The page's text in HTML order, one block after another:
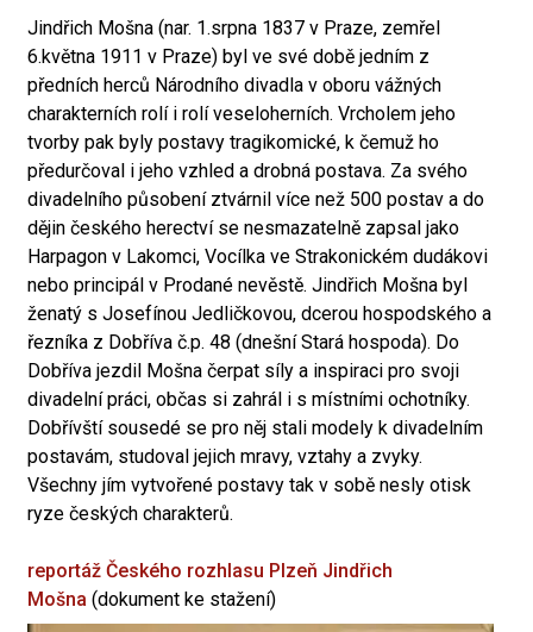
Jindřich Mošna (nar. 1.srpna 1837 v Praze, zemřel
6.května 1911 v Praze) byl ve své době jedním z
předních herců Národního divadla v oboru vážných
charakterních rolí i rolí veseloherních. Vrcholem jeho
tvorby pak byly postavy tragikomické, k čemuž ho
předurčoval i jeho vzhled a drobná postava. Za svého
divadelního působení ztvárnil více než 500 postav a do
dějin českého herectví se nesmazatelně zapsal jako
Harpagon v Lakomci, Vocílka ve Strakonickém dudákovi
nebo principál v Prodané nevěstě. Jindřich Mošna byl
ženatý s Josefínou Jedličkovou, dcerou hospodského a
řezníka z Dobříva č.p. 48 (dnešní Stará hospoda). Do
Dobříva jezdil Mošna čerpat síly a inspiraci pro svoji
divadelní práci, občas si zahrál i s místními ochotníky.
Dobřívští sousedé se pro něj stali modely k divadelním
postavám, studoval jejich mravy, vztahy a zvyky.
Všechny jím vytvořené postavy tak v sobě nesly otisk
ryze českých charakterů.
reportáž Českého rozhlasu Plzeň Jindřich
Mošna (dokument ke stažení)